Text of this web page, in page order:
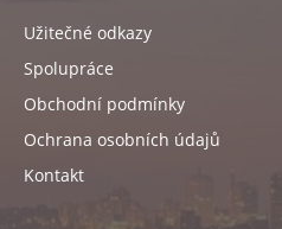
Užitečné odkazy
Spolupráce
Obchodní podmínky
Ochrana osobních údajů
Kontakt